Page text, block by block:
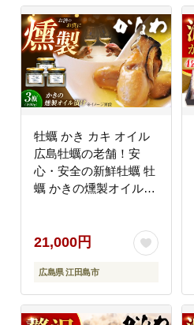
牡蠣 かき カキ オイル
広島牡蠣の老舗！安
心・安全の新鮮牡蠣 牡
蠣 かきの燻製オイル漬
産 江田島市/株式会社か
21,000円
広島県 江田島市